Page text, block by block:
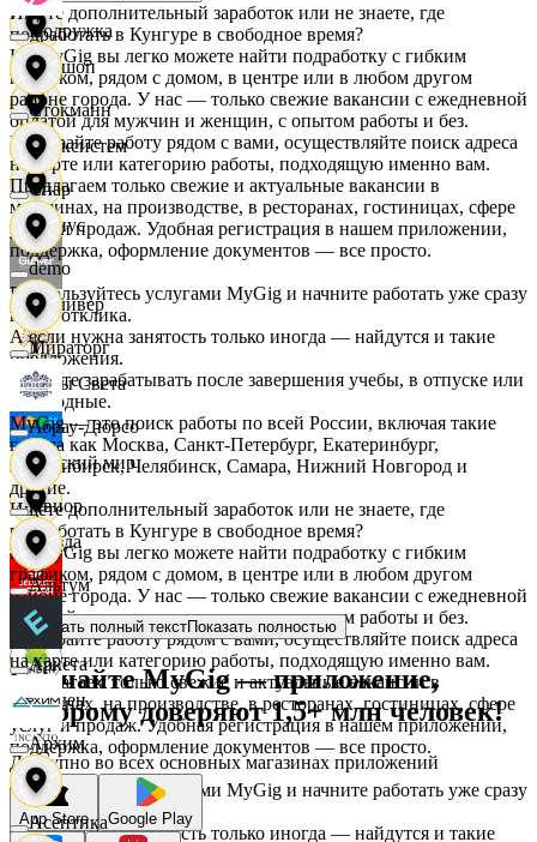
Ваншоп
Ворксистем
Гелиус
Гулливер
Дары Света
Детский мир
Звезда
Зельгрос
Зенден
Инканто
Подружка
Стокманн
Cпар
demo
Мираторг
Абрау-Дюрсо
Авиор
Альтум
Аркета
Архим
Асептика
Ищете дополнительный заработок или не знаете, где
подработать в Кунгуре в свободное время?
На MyGig вы легко можете найти подработку с гибким
графиком, рядом с домом, в центре или в любом другом
районе города. У нас — только свежие вакансии с ежедневной
оплатой для мужчин и женщин, с опытом работы и без.
Выбирайте работу рядом с вами, осуществляйте поиск адреса
на карте или категорию работы, подходящую именно вам.
Предлагаем только свежие и актуальные вакансии в
магазинах, на производстве, в ресторанах, гостиницах, сфере
услуг и продаж. Удобная регистрация в нашем приложении,
поддержка, оформление документов — все просто.
Воспользуйтесь услугами MyGig и начните работать уже сразу
после отклика.
А если нужна занятость только иногда — найдутся и такие
предложения.
Начните зарабатывать после завершения учебы, в отпуске или
в выходные.
MyGig — это поиск работы по всей России, включая такие
города как Москва, Санкт-Петербург, Екатеринбург,
Новосибирск, Челябинск, Самара, Нижний Новгород и
другие.
Ищете дополнительный заработок или не знаете, где
подработать в Кунгуре в свободное время?
На MyGig вы легко можете найти подработку с гибким
графиком, рядом с домом, в центре или в любом другом
районе города. У нас — только свежие вакансии с ежедневной
оплатой для мужчин и женщин, с опытом работы и без.
Выбирайте работу рядом с вами, осуществляйте поиск адреса
на карте или категорию работы, подходящую именно вам.
Предлагаем только свежие и актуальные вакансии в
магазинах, на производстве, в ресторанах, гостиницах, сфере
услуг и продаж. Удобная регистрация в нашем приложении,
поддержка, оформление документов — все просто.
Воспользуйтесь услугами MyGig и начните работать уже сразу
после отклика.
А если нужна занятость только иногда — найдутся и такие
Показать полный текстПоказать полностью
Скачайте MyGig — приложение,
которому доверяют 1,5+ млн человек!
Доступно во всех основных магазинах приложений
App Store Google Play